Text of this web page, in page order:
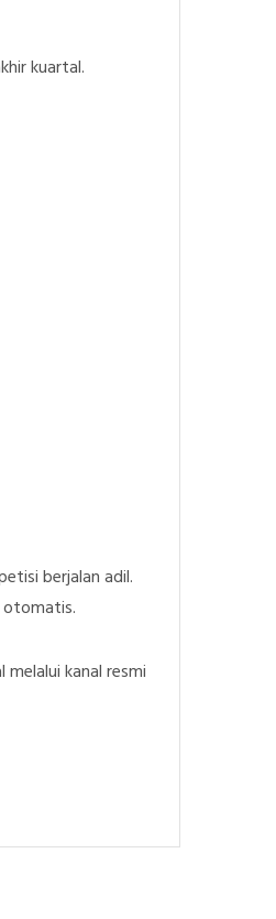
kuartal.
berjalan adil.
otomatis.
kanal resmi